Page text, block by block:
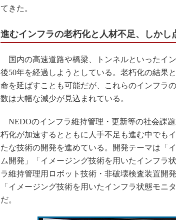
てきた。
進むインフラの老朽化と人材不足、しかし
国内の高速道路や橋梁、トンネルといったイ
後50年を経過しようとしている。老朽化の結果
命を延ばすことも可能だが、これらのインフラ
数は大幅な減少が見込まれている。
NEDOのインフラ維持管理・更新等の社会課
朽化が加速するとともに人手不足も進む中でも
たな技術の開発を進めている。開発テーマは「
ム開発」「イメージング技術を用いたインフラ
ラ維持管理用ロボット技術・非破壊検査装置開
「イメージング技術を用いたインフラ状態モニ
だ。